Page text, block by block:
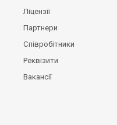
Ліцензії
Партнери
Співробітники
Реквізити
Вакансії